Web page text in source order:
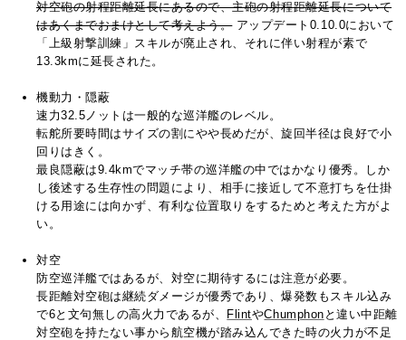
対空砲の射程距離延長にあるので、主砲の射程距離延長について
はあくまでおまけとして考えよう。アップデート0.10.0において
「上級射撃訓練」スキルが廃止され、それに伴い射程が素で
13.3kmに延長された。
機動力・隠蔽
速力32.5ノットは一般的な巡洋艦のレベル。
転舵所要時間はサイズの割にやや長めだが、旋回半径は良好で小
回りはきく。
最良隠蔽は9.4kmでマッチ帯の巡洋艦の中ではかなり優秀。しか
し後述する生存性の問題により、相手に接近して不意打ちを仕掛
ける用途には向かず、有利な位置取りをするためと考えた方がよ
い。
対空
防空巡洋艦ではあるが、対空に期待するには注意が必要。
長距離対空砲は継続ダメージが優秀であり、爆発数もスキル込み
で6と文句無しの高火力であるが、 FlintやChumphon と違い中距離
対空砲を持たない事から航空機が踏み込んできた時の火力が不足